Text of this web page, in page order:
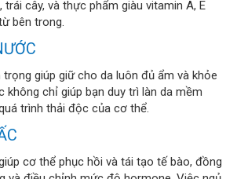
trái cây, và thực phẩm giàu vitamin A, E
bên trong.
giúp giữ cho da luôn đủ ẩm và khỏe
không chỉ giúp bạn duy trì làn da mềm
trình thải độc của cơ thể.
cơ thể phục hồi và tái tạo tế bào, đồng